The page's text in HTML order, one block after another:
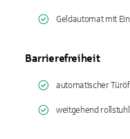
Geldautomat mit
Barrierefreiheit
automatischer
weitgehend